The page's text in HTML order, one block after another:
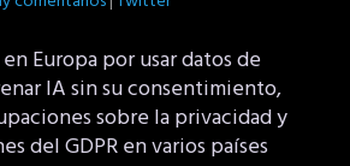
Europa por usar datos de
IA sin su consentimiento,
sobre la privacidad y
del GDPR en varios países